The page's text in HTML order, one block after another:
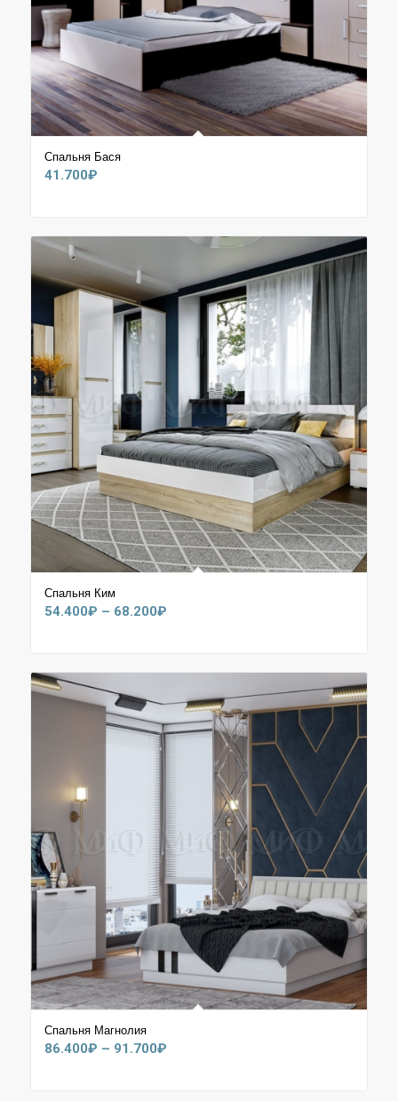
Спальня Бася
41.700₽
Спальня Ким
54.400₽ – 68.200₽Диапазон
–
68.200₽
Спальня Магнолия
86.400₽ – 91.700₽Диапазон